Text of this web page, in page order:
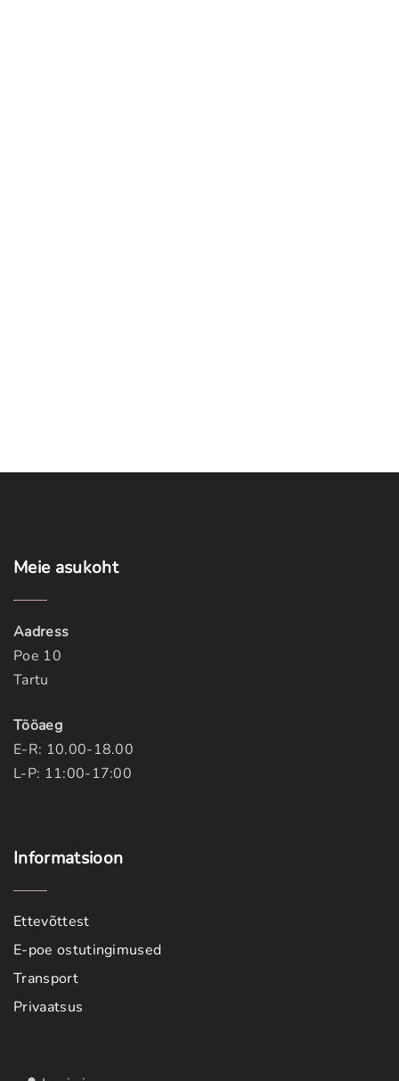
Meie asukoht
Aadress
Poe 10
Tartu
Tööaeg
E-R: 10.00-18.00
L-P: 11:00-17:00
Informatsioon
Ettevõttest
E-poe ostutingimused
Transport
Privaatsus